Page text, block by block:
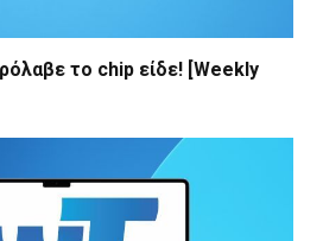
το chip είδε! [Weekly